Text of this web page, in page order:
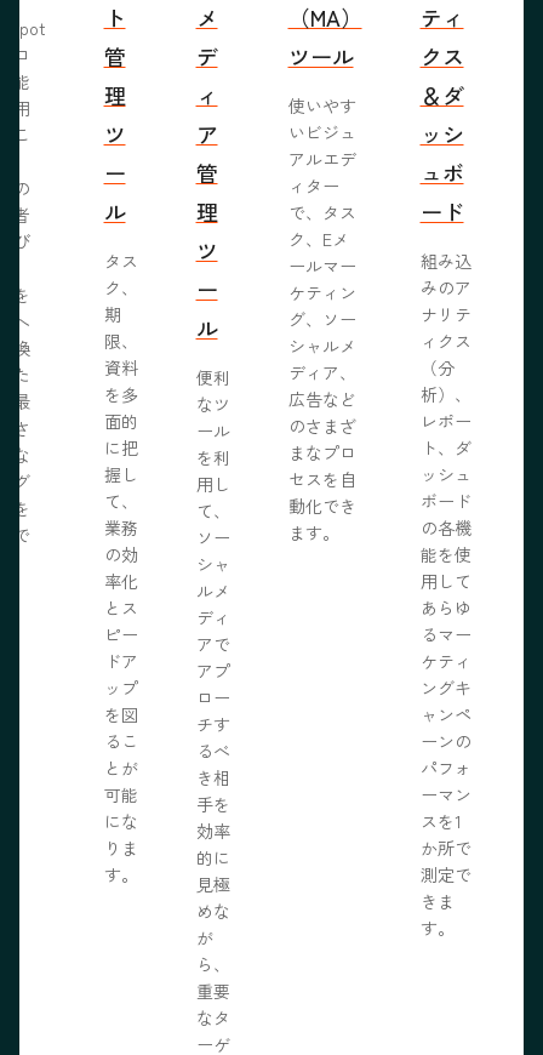
ロ
能
用
こ
の
者
び
を
へ
換
た
最
さ
な
グ
を
で
ト
管
理
ツ
ー
ル
タス
ク、
期
限、
資料
を多
面的
に把
握し
て、
業務
の効
率化
とス
ピー
ドア
ップ
を図
るこ
とが
可能
にな
りま
す。
メ
デ
ィ
ア
管
理
ツ
ー
ル
便利
なツ
ール
を利
用し
て、
ソー
シャ
ルメ
ディ
アで
アプ
ロー
チす
るべ
き相
手を
効率
的に
見極
めな
が
ら、
重要
なタ
ーゲ
（MA）
ツール
使いやす
いビジュ
アルエデ
ィター
で、タス
ク、Eメ
ールマー
ケティン
グ、ソー
シャルメ
ディア、
広告など
のさまざ
まなプロ
セスを自
動化でき
ます。
ティ
クス
＆ダ
ッシ
ュボ
ード
組み込
みのア
ナリテ
ィクス
（分
析）、
レポー
ト、ダ
ッシュ
ボード
の各機
能を使
用して
あらゆ
るマー
ケティ
ングキ
ャンペ
ーンの
パフォ
ーマン
スを1
か所で
測定で
きま
す。